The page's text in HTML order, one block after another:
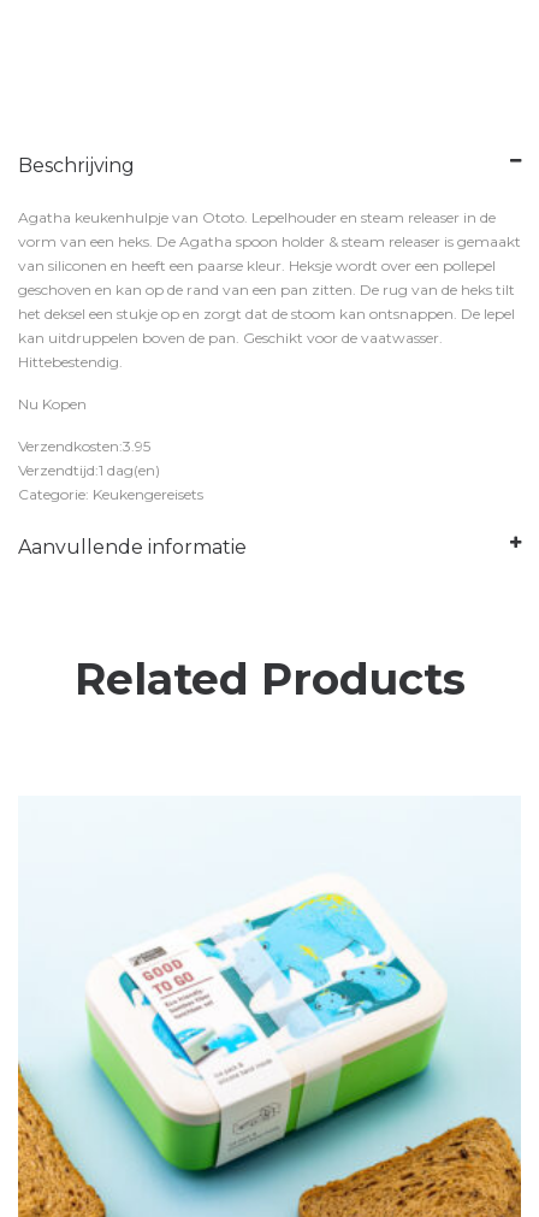
Beschrijving
Agatha keukenhulpje van Ototo. Lepelhouder en steam releaser in de
vorm van een heks. De Agatha spoon holder & steam releaser is gemaakt
van siliconen en heeft een paarse kleur. Heksje wordt over een pollepel
geschoven en kan op de rand van een pan zitten. De rug van de heks tilt
het deksel een stukje op en zorgt dat de stoom kan ontsnappen. De lepel
kan uitdruppelen boven de pan. Geschikt voor de vaatwasser.
Hittebestendig.
Nu Kopen
Verzendkosten:3.95
Verzendtijd:1 dag(en)
Categorie: Keukengereisets
Aanvullende informatie
Related Products